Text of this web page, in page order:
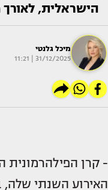
הישראלית,
מיכל גלנטי
31/12/2025 | 11:21
- קרן הפילהרמונית
האירוע השנתי שלה,